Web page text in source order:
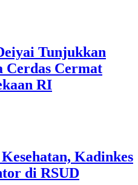
Tunjukkan
Cerdas Cermat
RI
Kadinkes
di RSUD